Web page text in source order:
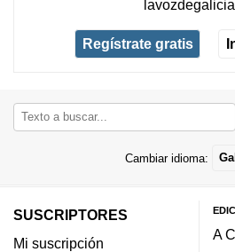
Regístrate gratis
Cambiar idioma:
SUSCRIPTORES
Mi suscripción
A